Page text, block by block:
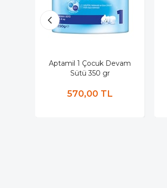
Aptamil 1 Çocuk Devam
Sütü 350 gr
570,00 TL